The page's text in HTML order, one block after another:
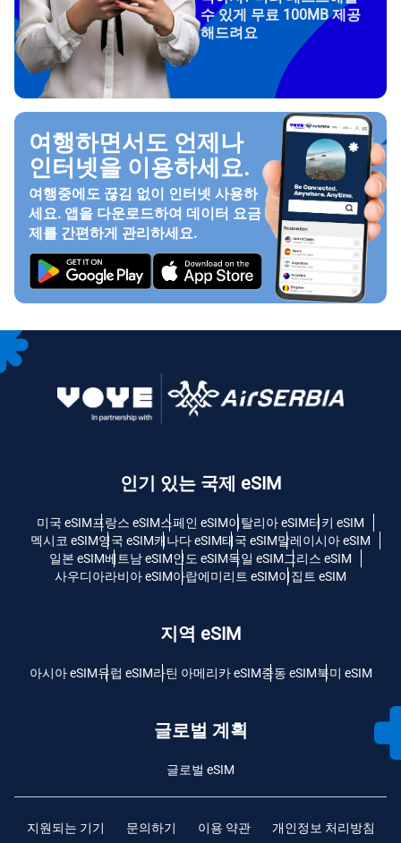
수 있게 무료 100MB 제공
해드려요
여행하면서도 언제나
인터넷을 이용하세요.
여행중에도 끊김 없이 인터넷 사용하
세요. 앱을 다운로드하여 데이터 요금
제를 간편하게 관리하세요.
인기 있는 국제 eSIM
미국 eSIM프랑스 eSIM스페인 eSIM이탈리아 eSIM터키 eSIM
멕시코 eSIM영국 eSIM캐나다 eSIM태국 eSIM말레이시아 eSIM
일본 eSIM베트남 eSIM인도 eSIM독일 eSIM그리스 eSIM
사우디아라비아 eSIM아랍에미리트 eSIM이집트 eSIM
지역 eSIM
아시아 eSIM유럽 ​​eSIM라틴 아메리카 eSIM중동 eSIM북미 eSIM
글로벌 계획
글로벌 eSIM
지원되는 기기 문의하기 이용 약관 개인정보 처리방침